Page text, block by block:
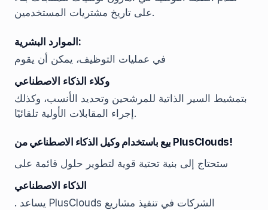
على تاريخ مشتريات المستخدمين.
الموارد البشرية:
في عمليات التوظيف، يمكن أن يقوم
وكلاء الذكاء الاصطناعي
بتمشيط السير الذاتية للمرشحين وتحديد الأنسب، وكذلك
إجراء المقابلات الأولية تلقائيًا.
بيع باستخدام وكيل الذكاء الاصطناعي من PlusClouds!
ستحتاج إلى بنية تحتية قوية لتطوير حلول قائمة على
الذكاء الاصطناعي
. يساعد PlusClouds الشركات في تنفيذ مشاريع